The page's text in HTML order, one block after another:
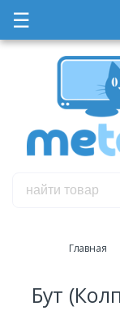
☰
Главная
Бут